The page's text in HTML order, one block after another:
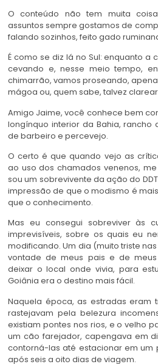
O conteúdo não tem muita
assuntos sempre gostamos de
falando sozinhos, feito gado
É como se diz lá no Sul: enquanto a
cevando e, nesse meio tempo,
chimarrão, vamos proseando,
mágoa ou, quem sabe, talvez
Amigo Jaime, você conhece bem
longínquo interior da Bahia,
de barbeiro e percevejo.
O certo é que quando vejo as
ao uso dos chamados venenos,
sou um sobrevivente da ação do
impressão de que o modismo é
que o conhecimento.
Mas eu consegui sobreviver às
imprevisíveis, sobre os quais eu
modificando. Um dia (muito triste
vontade de meus pais e de
deixar o local onde vivia, para
Goiânia era o destino mais fácil.
Naquela época, as estradas eram
rastejavam pela belezura
existiam pontes nos rios, e o velho
um cão farejador, capengava em
contorná-las até estacionar em um
após seis a oito dias de viagem.